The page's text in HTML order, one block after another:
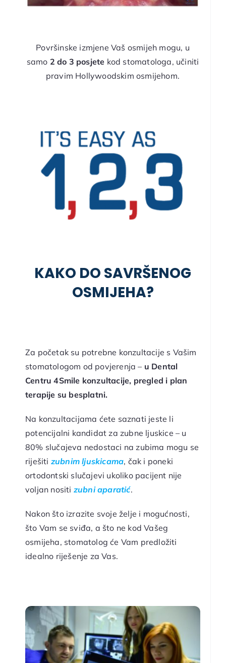
Površinske izmjene Vaš osmijeh mogu, u
samo 2 do 3 posjete kod stomatologa, učiniti
pravim Hollywoodskim osmijehom.
KAKO DO SAVRŠENOG
OSMIJEHA?
Za početak su potrebne konzultacije s Vašim
stomatologom od povjerenja – u Dental
Centru 4Smile konzultacije, pregled i plan
terapije su besplatni.
Na konzultacijama ćete saznati jeste li
potencijalni kandidat za zubne ljuskice – u
80% slučajeva nedostaci na zubima mogu se
riješiti zubnim ljuskicama, čak i poneki
ortodontski slučajevi ukoliko pacijent nije
voljan nositi zubni aparatić.
Nakon što izrazite svoje želje i mogućnosti,
što Vam se sviđa, a što ne kod Vašeg
osmijeha, stomatolog će Vam predložiti
idealno riješenje za Vas.